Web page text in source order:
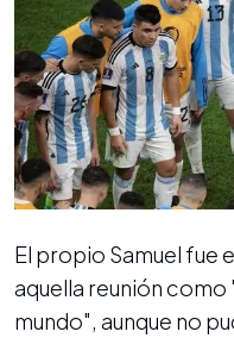
El propio Samuel fue
aquella reunión
mundo", aunque no